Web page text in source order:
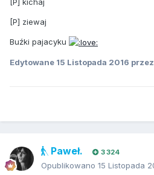
[P] ziewaj
Buźki pajacyku
Edytowane 15 Listopada 2016
Paweł. 3 324
Opublikowano 15 Listopada